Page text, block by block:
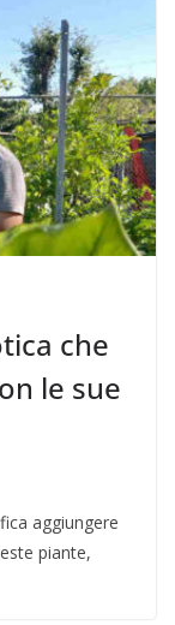
che
le sue
aggiungere
piante,